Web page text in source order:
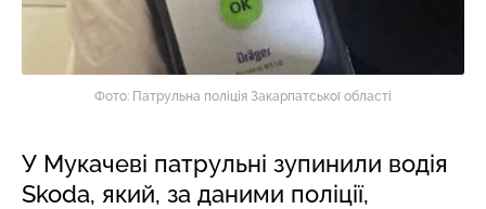
Фото: Патрульна поліція Закарпатської області
У Мукачеві патрульні зупинили водія
Skoda, який, за даними поліції,